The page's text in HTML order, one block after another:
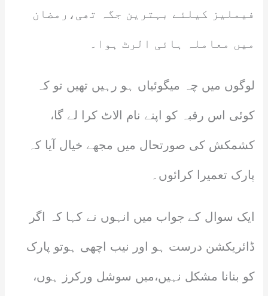
فیملیز کیلئے بہترین جگہ تھی،رمضان
میں معاملہ ہائی الرٹ ہوا۔
لوگوں میں چہ میگوئیاں ہو رہیں تھیں تو کہ
کوئی اس رقبہ کو اپنے نام الاٹ کرا لے گا،
کشمکش کی صورتحال میں مجھے خیال آیا کہ
پارک تعمیرا کرائوں۔
ایک سوال کے جواب میں انہوں نے کہا کہ اگر
ڈائریکشن درست ہو اور نیب اچھی ہوتو پارک
کو بنانا مشکل نہیں،میں سوشل ورکرز ہوں،